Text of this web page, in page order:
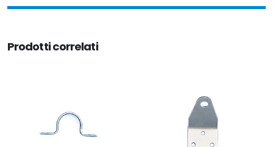
Prodotti correlati